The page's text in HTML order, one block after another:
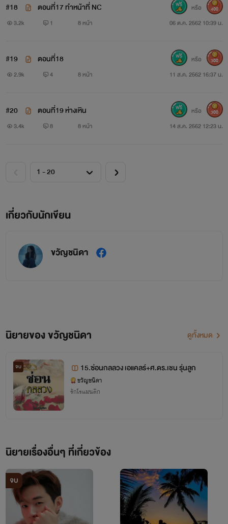
#18 ตอนที่17 ทำหน้าที่ NC
3.2k 1 8 หน้า 06 ต.ค. 2562 10:39 น.
หรือ 400
#19 ตอนที่18
2.9k 4 8 หน้า 11 ส.ค. 2562 16:37 น.
หรือ 300
#20 ตอนที่19 ห่างเหิน
3.4k 8 8 หน้า 14 ส.ค. 2562 12:23 น.
หรือ 300
เกี่ยวกับนักเขียน
ขวัญชนิดา
นิยายของ ขวัญชนิดา ดูทั้งหมด
จบ 15.ซ่อนกลลวง เอแคลร์+ศ.ดร.เชน รุ่นลูก
ขวัญชนิดา
รักโรแมนติก
นิยายเรื่องอื่นๆ ที่เกี่ยวข้อง
จบ